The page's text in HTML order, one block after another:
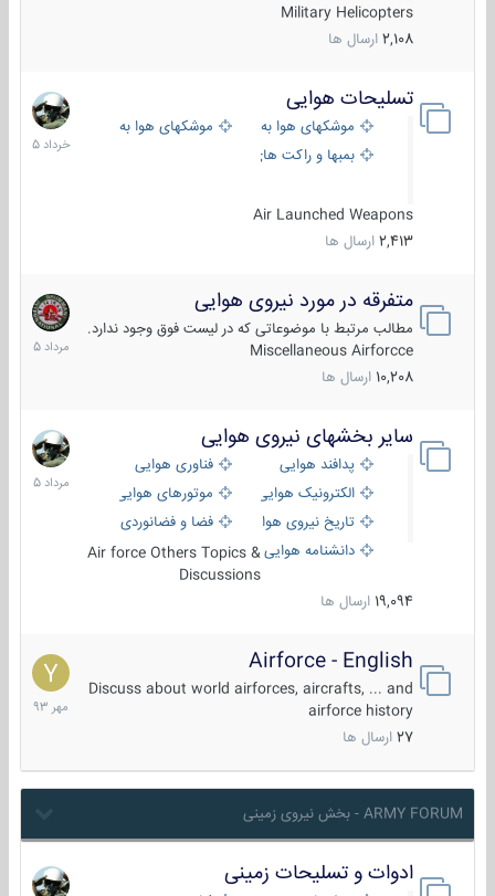
Military Helicopters
2,108 ارسال ها
تسلیحات هوایی
موشکهای هوا به هوا
موشکهای هوا به سطح
بمبها و راکت های هوایی
Air Launched Weapons
2,413 ارسال ها
30
خرداد
1405
متفرقه در مورد نیروی هوایی
مطالب مرتبط با موضوعاتی که در لیست فوق وجود ندارد.
Miscellaneous Airforcce
10,208 ارسال ها
7
مرداد
1405
سایر بخشهای نیروی هوایی
پدافند هوایی
فناوری هوایی
الکترونیک هوایی
موتورهای هوایی
تاریخ نیروی هوایی
فضا و فضانوردی
دانشنامه هواییAir force Others Topics &
Discussions
19,094 ارسال ها
2
مرداد
1405
Airforce - English
Discuss about world airforces, aircrafts, ... and
airforce history
27 ارسال ها
15
مهر
1393
ARMY FORUM - بخش نیروی زمینی
ادوات و تسلیحات زمینی
21